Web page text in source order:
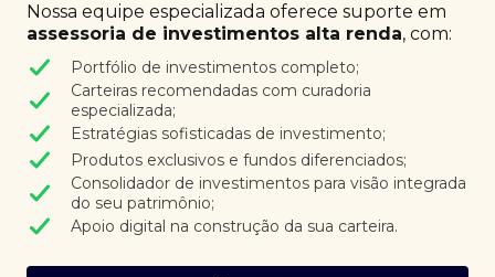
Nossa equipe especializada oferece suporte em
assessoria de investimentos alta renda, com:
Portfólio de investimentos completo;
Carteiras recomendadas com curadoria
especializada;
Estratégias sofisticadas de investimento;
Produtos exclusivos e fundos diferenciados;
Consolidador de investimentos para visão integrada
do seu patrimônio;
Apoio digital na construção da sua carteira.